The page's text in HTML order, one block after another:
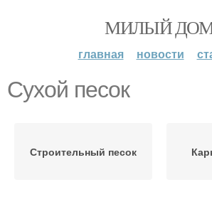
МИЛЫЙ
главная новости
Сухой песок
Строительный песок